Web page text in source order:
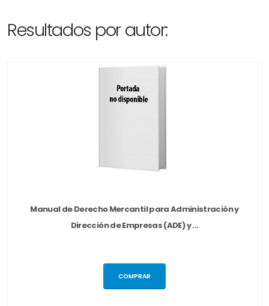
Resultados por autor:
Manual de Derecho Mercantil para Administración y
Dirección de Empresas (ADE) y ...
COMPRAR